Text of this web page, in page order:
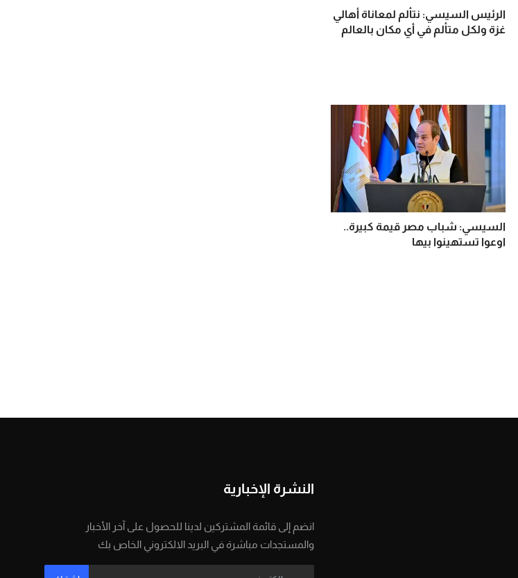
الرئيس السيسي: نتألم لمعاناة أهالي
غزة ولكل متألم في أي مكان بالعالم
السيسي: شباب مصر قيمة كبيرة..
اوعوا تستهينوا بيها
النشرة الإخبارية
انضم إلى قائمة المشتركين لدينا للحصول على آخر الأخبار
والمستجدات مباشرة في البريد الالكتروني الخاص بك